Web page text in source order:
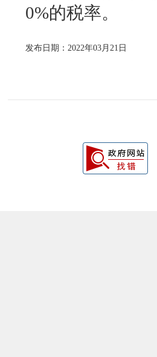
0%的税率。
发布日期：2022年03月21日